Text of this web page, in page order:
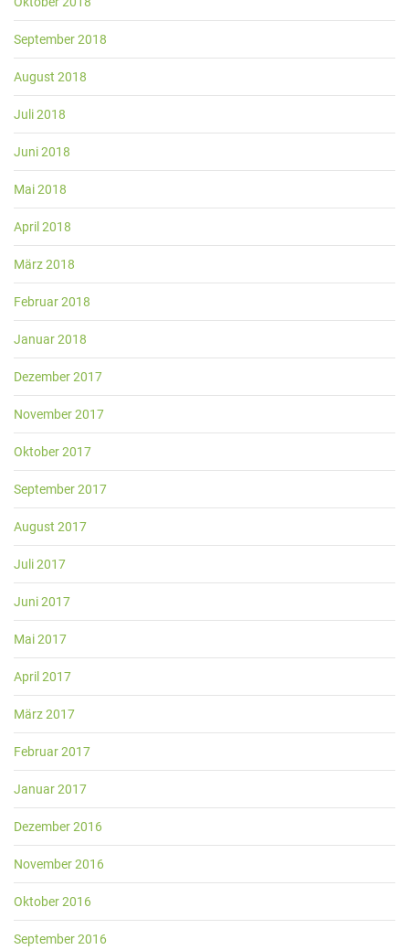
September 2018
August 2018
Juli 2018
Juni 2018
Mai 2018
April 2018
März 2018
Februar 2018
Januar 2018
Dezember 2017
November 2017
Oktober 2017
September 2017
August 2017
Juli 2017
Juni 2017
Mai 2017
April 2017
März 2017
Februar 2017
Januar 2017
Dezember 2016
November 2016
Oktober 2016
September 2016